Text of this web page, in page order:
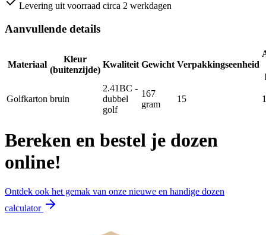
Levering uit voorraad circa 2 werkdagen
Aanvullende details
Materiaal
Kleur
(buitenzijde)
Kwaliteit Gewicht Verpakkingseenheid
Golfkarton bruin
2.41BC -
dubbel
golf
167
gram
15
Bereken en bestel je dozen
online!
Ontdek ook het gemak van onze nieuwe en handige dozen
calculator